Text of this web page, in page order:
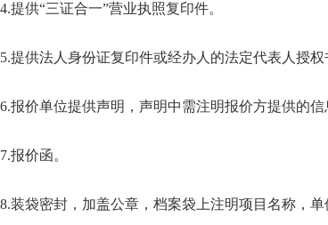
4.提供“三证合一”营业执照复印件。
5.提供法人身份证复印件或经办人的法定代表人授
6.报价单位提供声明，声明中需注明报价方提供的
7.报价函。
8.装袋密封，加盖公章，档案袋上注明项目名称，